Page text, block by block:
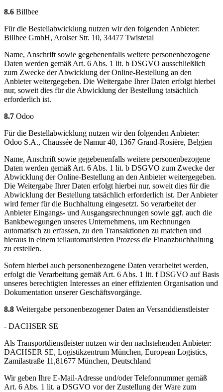
8.6 Billbee
Für die Bestellabwicklung nutzen wir den folgenden Anbieter:
Billbee GmbH, Arolser Str. 10, 34477 Twistetal
Name, Anschrift sowie gegebenenfalls weitere personenbezogene
Daten werden gemäß Art. 6 Abs. 1 lit. b DSGVO ausschließlich
zum Zwecke der Abwicklung der Online-Bestellung an den
Anbieter weitergegeben. Die Weitergabe Ihrer Daten erfolgt hierbei
nur, soweit dies für die Abwicklung der Bestellung tatsächlich
erforderlich ist.
8.7 Odoo
Für die Bestellabwicklung nutzen wir den folgenden Anbieter:
Odoo S.A., Chaussée de Namur 40, 1367 Grand-Rosière, Belgien
Name, Anschrift sowie gegebenenfalls weitere personenbezogene
Daten werden gemäß Art. 6 Abs. 1 lit. b DSGVO zum Zwecke der
Abwicklung der Online-Bestellung an den Anbieter weitergegeben.
Die Weitergabe Ihrer Daten erfolgt hierbei nur, soweit dies für die
Abwicklung der Bestellung tatsächlich erforderlich ist. Der Anbieter
wird ferner für die Buchhaltung eingesetzt. So verarbeitet der
Anbieter Eingangs- und Ausgangsrechnungen sowie ggf. auch die
Bankbewegungen unseres Unternehmens, um Rechnungen
automatisch zu erfassen, zu den Transaktionen zu matchen und
hieraus in einem teilautomatisierten Prozess die Finanzbuchhaltung
zu erstellen.
Sofern hierbei auch personenbezogene Daten verarbeitet werden,
erfolgt die Verarbeitung gemäß Art. 6 Abs. 1 lit. f DSGVO auf Basis
unseres berechtigten Interesses an einer effizienten Organisation und
Dokumentation unserer Geschäftsvorgänge.
8.8 Weitergabe personenbezogener Daten an Versanddienstleister
- DACHSER SE
Als Transportdienstleister nutzen wir den nachstehenden Anbieter:
DACHSER SE, Logistikzentrum München, European Logistics,
Zamilastraße 11,81677 München, Deutschland
Wir geben Ihre E-Mail-Adresse und/oder Telefonnummer gemäß
Art. 6 Abs. 1 lit. a DSGVO vor der Zustellung der Ware zum